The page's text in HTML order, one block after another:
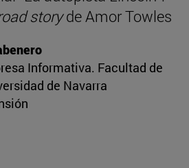
storyde Amor Towles
Informativa. Facultad de
de Navarra